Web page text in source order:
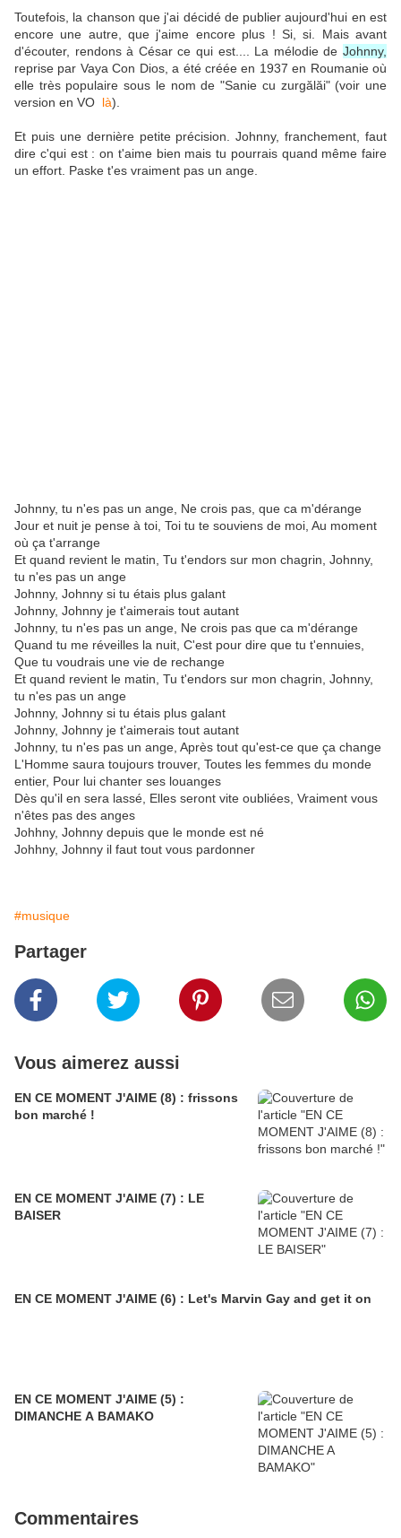
Toutefois, la chanson que j'ai décidé de publier aujourd'hui en est
encore une autre, que j'aime encore plus ! Si, si. Mais avant
d'écouter, rendons à César ce qui est.... La mélodie de Johnny,
reprise par Vaya Con Dios, a été créée en 1937 en Roumanie où
elle très populaire sous le nom de "Sanie cu zurgălăi" (voir une
version en VO là).
Et puis une dernière petite précision. Johnny, franchement, faut
dire c'qui est : on t'aime bien mais tu pourrais quand même faire
un effort. Paske t'es vraiment pas un ange.
Johnny, tu n'es pas un ange, Ne crois pas, que ca m'dérange
Jour et nuit je pense à toi, Toi tu te souviens de moi, Au moment
où ça t'arrange
Et quand revient le matin, Tu t'endors sur mon chagrin, Johnny,
tu n'es pas un ange
Johnny, Johnny si tu étais plus galant
Johnny, Johnny je t'aimerais tout autant
Johnny, tu n'es pas un ange, Ne crois pas que ca m'dérange
Quand tu me réveilles la nuit, C'est pour dire que tu t'ennuies,
Que tu voudrais une vie de rechange
Et quand revient le matin, Tu t'endors sur mon chagrin, Johnny,
tu n'es pas un ange
Johnny, Johnny si tu étais plus galant
Johnny, Johnny je t'aimerais tout autant
Johnny, tu n'es pas un ange, Après tout qu'est-ce que ça change
L'Homme saura toujours trouver, Toutes les femmes du monde
entier, Pour lui chanter ses louanges
Dès qu'il en sera lassé, Elles seront vite oubliées, Vraiment vous
n'êtes pas des anges
Johhny, Johnny depuis que le monde est né
Johhny, Johnny il faut tout vous pardonner
#musique
Partager
Vous aimerez aussi
EN CE MOMENT J'AIME (8) : frissons
bon marché !
EN CE MOMENT J'AIME (7) : LE
BAISER
EN CE MOMENT J'AIME (6) : Let's Marvin Gay and get it on
EN CE MOMENT J'AIME (5) :
DIMANCHE A BAMAKO
Commentaires